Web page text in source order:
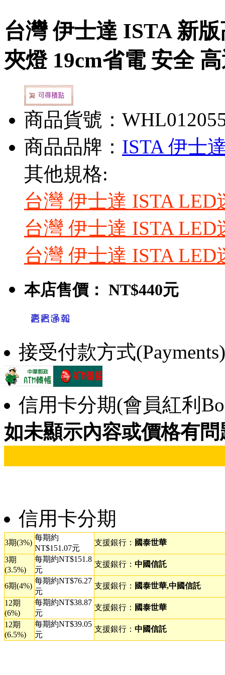
台灣 伊士達 ISTA 新
夾燈 19cm省電 安全
商品貨號：
商品品牌： ISTA 伊士
其他規格:
台灣 伊士達 ISTA LED
台灣 伊士達 ISTA LED
台灣 伊士達 ISTA LED
本店售價： NT$440元
接受付款方式
信用卡分期(會員紅利
如未顯示內容或價格有
信用卡分期
3期(3%)
每期約
NT$151.07元
支援銀行： 國泰世華
3期
(3.5%)
每期約NT$151.8
元
支援銀行： 中國信託
6期(4%)
每期約NT$76.27
元
支援銀行： 國泰世華,中國信託
12期
(6%)
每期約NT$38.87
元
支援銀行： 國泰世華
12期
(6.5%)
每期約NT$39.05
元
支援銀行： 中國信託